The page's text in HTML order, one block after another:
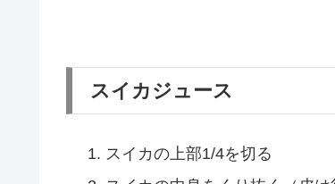
スイカジュース
スイカの上部1/4を切る